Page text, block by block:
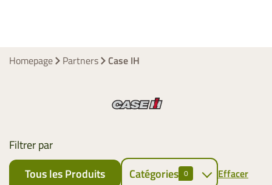
Homepage Partners Case IH
Filtrer par
Tous les Produits
Catégories 0 Effacer